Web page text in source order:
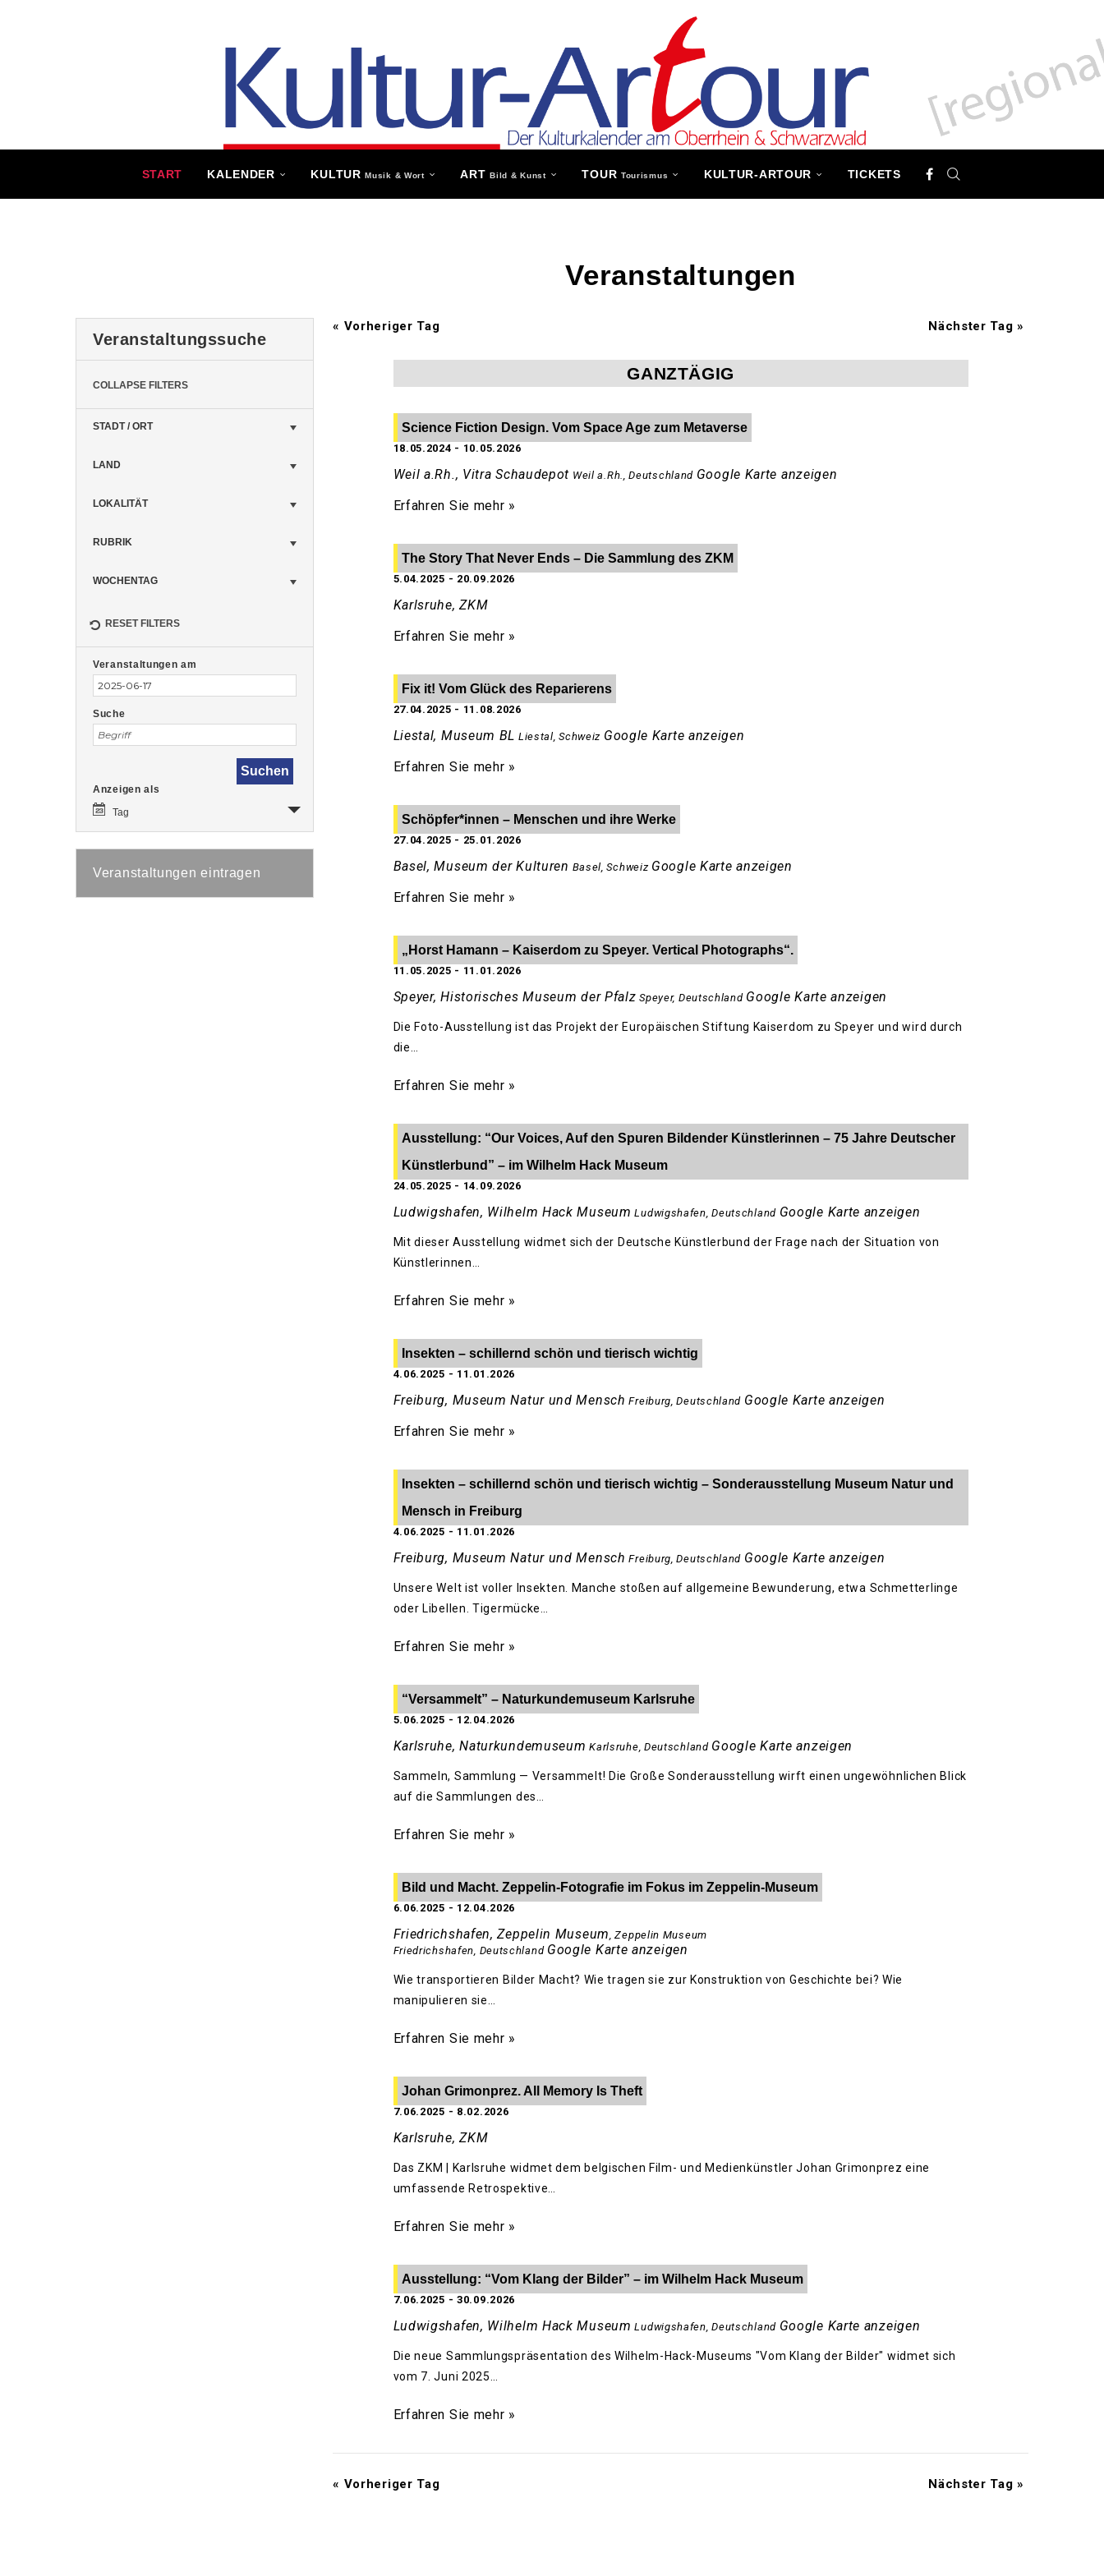
START KALENDER KULTURMusik & Wort ARTBild & Kunst TOUR Tourismus KULTUR-ARTOUR TICKETS
Veranstaltungen
Veranstaltungssuche
COLLAPSE FILTERS
STADT / ORT
LAND
LOKALITÄT
RUBRIK
WOCHENTAG
RESET FILTERS
Suche
und
Navigation
Veranstaltungen
SucheVeranstaltungen am
Suche
Veranstaltung
Navigation
Anzeigen als
Tag
Veranstaltungen eintragen
« Vorheriger Tag Nächster Tag»
GANZTÄGIG
Science Fiction Design. Vom Space Age zum Metaverse
18.05.2024 - 10.05.2026
Weil a.Rh., Vitra Schaudepot Weil a.Rh. Deutschland Google Karte anzeigen
Erfahren Sie mehr »
The Story That Never Ends – Die Sammlung des ZKM
5.04.2025 - 20.09.2026
Karlsruhe, ZKM
Erfahren Sie mehr »
Fix it! Vom Glück des Reparierens
27.04.2025 - 11.08.2026
Liestal, Museum BL Liestal Schweiz Google Karte anzeigen
Erfahren Sie mehr »
Schöpfer*innen – Menschen und ihre Werke
27.04.2025 - 25.01.2026
Basel, Museum der Kulturen Basel Schweiz Google Karte anzeigen
Erfahren Sie mehr »
„Horst Hamann – Kaiserdom zu Speyer. Vertical Photographs“.
11.05.2025 - 11.01.2026
Speyer, Historisches Museum der Pfalz Speyer, Deutschland Google Karte anzeigen
Die Foto-Ausstellung ist das Projekt der Europäischen Stiftung Kaiserdom zu Speyer und wird durch
die…
Erfahren Sie mehr »
Ausstellung: “Our Voices, Auf den Spuren Bildender Künstlerinnen – 75 Jahre Deutscher
Künstlerbund” – im Wilhelm Hack Museum
24.05.2025 - 14.09.2026
Ludwigshafen, Wilhelm Hack Museum Ludwigshafen Deutschland Google Karte anzeigen
Mit dieser Ausstellung widmet sich der Deutsche Künstlerbund der Frage nach der Situation von
Künstlerinnen…
Erfahren Sie mehr »
Insekten – schillernd schön und tierisch wichtig
4.06.2025 - 11.01.2026
Freiburg, Museum Natur und Mensch Freiburg Deutschland Google Karte anzeigen
Erfahren Sie mehr »
Insekten – schillernd schön und tierisch wichtig – Sonderausstellung Museum Natur und
Mensch in Freiburg
4.06.2025 - 11.01.2026
Freiburg, Museum Natur und Mensch Freiburg Deutschland Google Karte anzeigen
Unsere Welt ist voller Insekten. Manche stoßen auf allgemeine Bewunderung, etwa Schmetterlinge
oder Libellen. Tigermücke…
Erfahren Sie mehr »
“Versammelt” – Naturkundemuseum Karlsruhe
5.06.2025 - 12.04.2026
Karlsruhe, Naturkundemuseum Karlsruhe Deutschland Google Karte anzeigen
Sammeln, Sammlung — Versammelt! Die Große Sonderausstellung wirft einen ungewöhnlichen Blick
auf die Sammlungen des…
Erfahren Sie mehr »
Bild und Macht. Zeppelin-Fotografie im Fokus im Zeppelin-Museum
6.06.2025 - 12.04.2026
Friedrichshafen, Zeppelin Museum ,Zeppelin Museum
Friedrichshafen Deutschland Google Karte anzeigen
Wie transportieren Bilder Macht? Wie tragen sie zur Konstruktion von Geschichte bei? Wie
manipulieren sie…
Erfahren Sie mehr »
Johan Grimonprez. All Memory Is Theft
7.06.2025 - 8.02.2026
Karlsruhe, ZKM
Das ZKM | Karlsruhe widmet dem belgischen Film- und Medienkünstler Johan Grimonprez eine
umfassende Retrospektive…
Erfahren Sie mehr »
Ausstellung: “Vom Klang der Bilder” – im Wilhelm Hack Museum
7.06.2025 -30.09.2026
Ludwigshafen, Wilhelm Hack Museum Ludwigshafen Deutschland Google Karte anzeigen
Die neue Sammlungspräsentation des Wilhelm-Hack-Museums "Vom Klang der Bilder" widmet sich
vom 7. Juni 2025…
Erfahren Sie mehr »
« Vorheriger Tag Nächster Tag»